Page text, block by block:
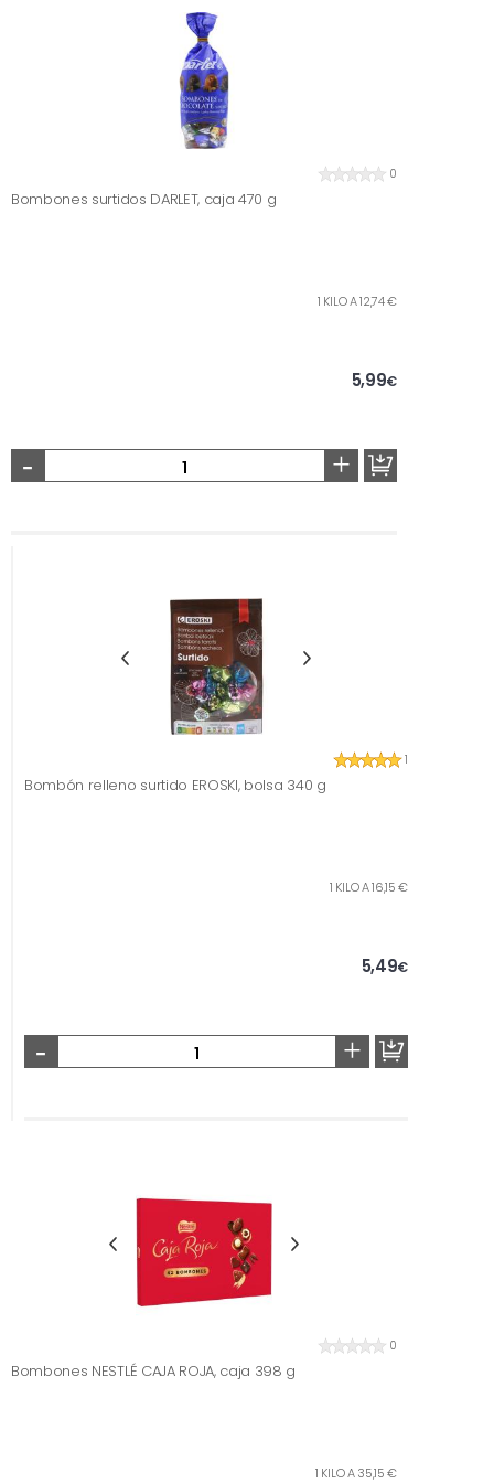
0
Bombones surtidos DARLET, caja 470 g
1 KILO A 12,74 €
5,99€
- +
1
Bombón relleno surtido EROSKI, bolsa 340 g
1 KILO A 16,15 €
5,49€
- +
0
Bombones NESTLÉ CAJA ROJA, caja 398 g
1 KILO A 35,15 €